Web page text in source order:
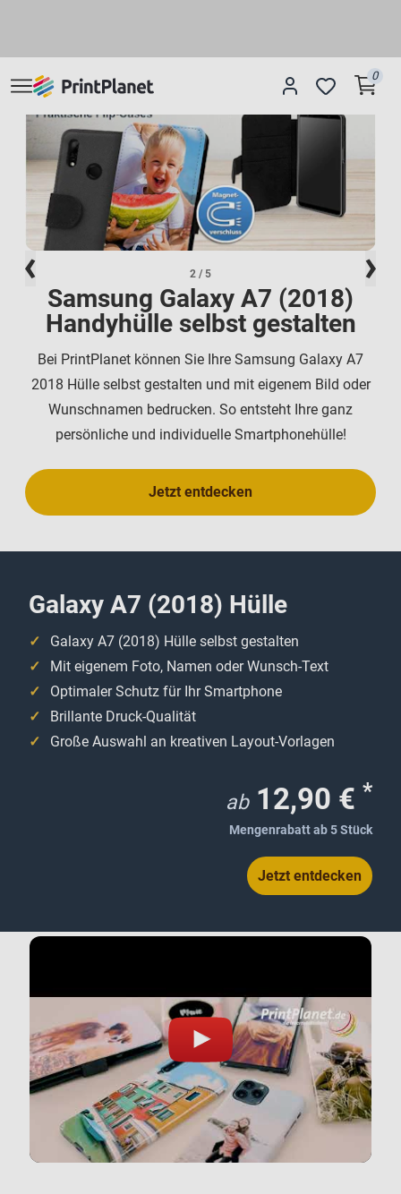
0
2 / 5
Samsung Galaxy A7 (2018)
Handyhülle selbst gestalten
Bei PrintPlanet können Sie Ihre Samsung Galaxy A7
2018 Hülle selbst gestalten und mit eigenem Bild oder
Wunschnamen bedrucken. So entsteht Ihre ganz
persönliche und individuelle Smartphonehülle!
Jetzt entdecken
Galaxy A7 (2018) Hülle
Galaxy A7 (2018) Hülle selbst gestalten
Mit eigenem Foto, Namen oder Wunsch-Text
Optimaler Schutz für Ihr Smartphone
Brillante Druck-Qualität
Große Auswahl an kreativen Layout-Vorlagen
ab 12,90 € *
Mengenrabatt ab 5 Stück
Jetzt entdecken